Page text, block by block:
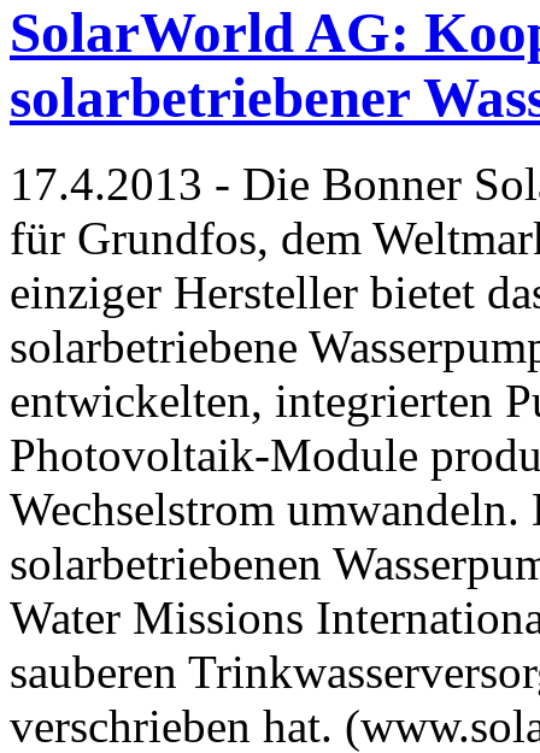
SolarWorld AG:
solarbetriebener
17.4.2013 - Die Bonner
für Grundfos, dem
einziger Hersteller bietet
solarbetriebene
entwickelten, integrierten
Photovoltaik-Module
Wechselstrom
solarbetriebenen
Water Missions
sauberen
verschrieben hat.